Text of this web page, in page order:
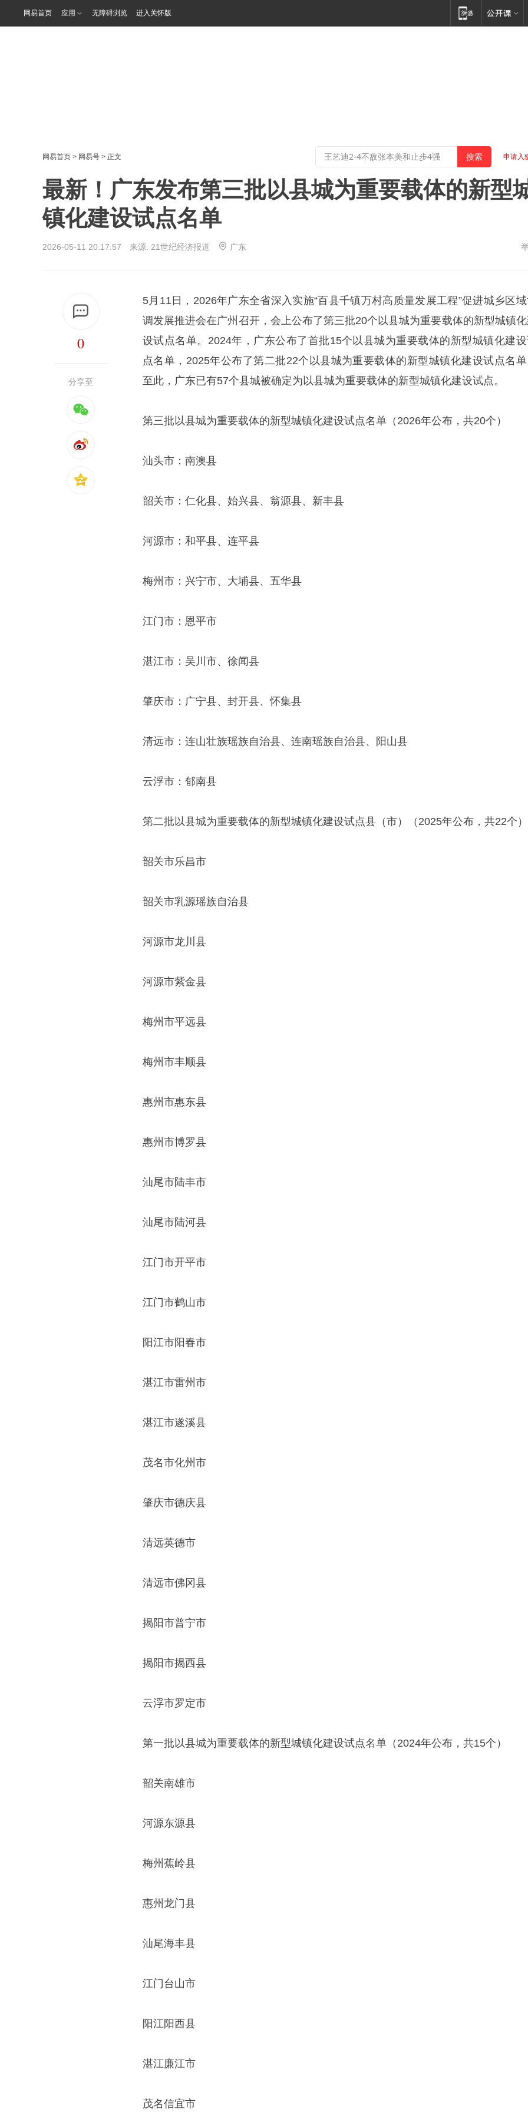
网易首页 应用 无障碍浏览 进入关怀版
网易首页 > 网易号 > 正文 申请入
最新！广东发布第三批以县城为重要载体的新型
镇化建设试点名单
2026-05-11 20:17:57 来源: 21世纪经济报道 广东
0
分享至
5月11日，2026年广东全省深入实施“百县千镇万村高质量发展工程”促进城乡区
调发展推进会在广州召开，会上公布了第三批20个以县城为重要载体的新型城镇
设试点名单。2024年，广东公布了首批15个以县城为重要载体的新型城镇化建
点名单，2025年公布了第二批22个以县城为重要载体的新型城镇化建设试点名
至此，广东已有57个县城被确定为以县城为重要载体的新型城镇化建设试点。
第三批以县城为重要载体的新型城镇化建设试点名单（2026年公布，共20个）
汕头市：南澳县
韶关市：仁化县、始兴县、翁源县、新丰县
河源市：和平县、连平县
梅州市：兴宁市、大埔县、五华县
江门市：恩平市
湛江市：吴川市、徐闻县
肇庆市：广宁县、封开县、怀集县
清远市：连山壮族瑶族自治县、连南瑶族自治县、阳山县
云浮市：郁南县
第二批以县城为重要载体的新型城镇化建设试点县（市）（2025年公布，共22个）
韶关市乐昌市
韶关市乳源瑶族自治县
河源市龙川县
河源市紫金县
梅州市平远县
梅州市丰顺县
惠州市惠东县
惠州市博罗县
汕尾市陆丰市
汕尾市陆河县
江门市开平市
江门市鹤山市
阳江市阳春市
湛江市雷州市
湛江市遂溪县
茂名市化州市
肇庆市德庆县
清远英德市
清远市佛冈县
揭阳市普宁市
揭阳市揭西县
云浮市罗定市
第一批以县城为重要载体的新型城镇化建设试点名单（2024年公布，共15个）
韶关南雄市
河源东源县
梅州蕉岭县
惠州龙门县
汕尾海丰县
江门台山市
阳江阳西县
湛江廉江市
茂名信宜市